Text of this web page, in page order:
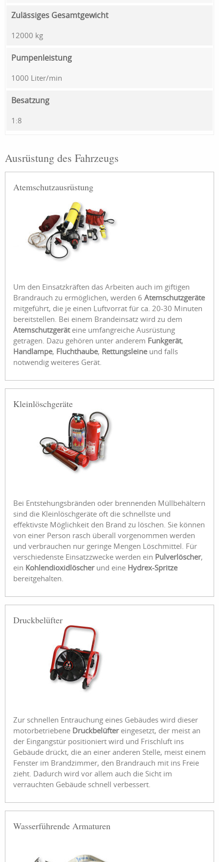
Zulässiges Gesamtgewicht
12000 kg
Pumpenleistung
1000 Liter/min
Besatzung
1:8
Ausrüstung des Fahrzeugs
Atemschutzausrüstung
Um den Einsatzkräften das Arbeiten auch im giftigen
Brandrauch zu ermöglichen, werden 6 Atemschutzgeräte
mitgeführt, die je einen Luftvorrat für ca. 20-30 Minuten
bereitstellen. Bei einem Brandeinsatz wird zu dem
Atemschutzgeräteine umfangreiche Ausrüstung
getragen. Dazu gehören unter anderem Funkgerät,
Handlampe, Fluchthaube, Rettungsleineund falls
notwendig weiteres Gerät.
Kleinlöschgeräte
Bei Entstehungsbränden oder brennenden Müllbehältern
sind die Kleinlöschgeräte oft die schnellste und
effektivste Möglichkeit den Brand zu löschen. Sie können
von einer Person rasch überall vorgenommen werden
und verbrauchen nur geringe Mengen Löschmittel. Für
verschiedenste Einsatzzwecke werden ein Pulverlöscher,
ein Kohlendioxidlöscherund eine Hydrex-Spritze
bereitgehalten.
Druckbelüfter
Zur schnellen Entrauchung eines Gebäudes wird dieser
motorbetriebene Druckbelüftereingesetzt, der meist an
der Eingangstür positioniert wird und Frischluft ins
Gebäude drückt, die an einer anderen Stelle, meist einem
Fenster im Brandzimmer, den Brandrauch mit ins Freie
zieht. Dadurch wird vor allem auch die Sicht im
verrauchten Gebäude schnell verbessert.
Wasserführende Armaturen